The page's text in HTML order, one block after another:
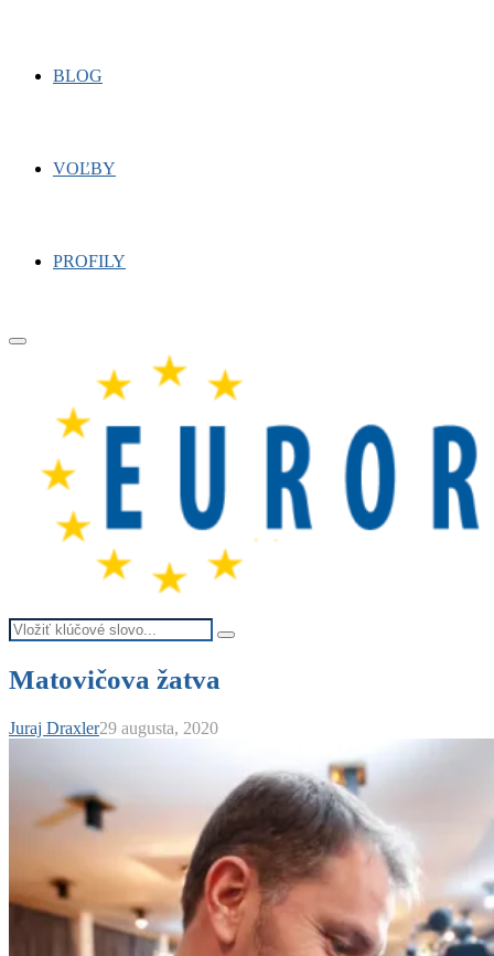
BLOG
VOĽBY
PROFILY
Primary
Search
for:
Search
Matovičova žatva
Juraj Draxler29 augusta, 2020